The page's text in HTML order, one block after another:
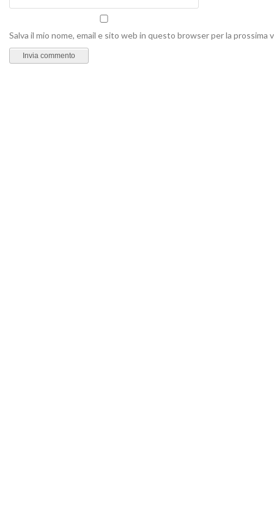
Salva il mio nome, email e sito web in questo browser per la prossima